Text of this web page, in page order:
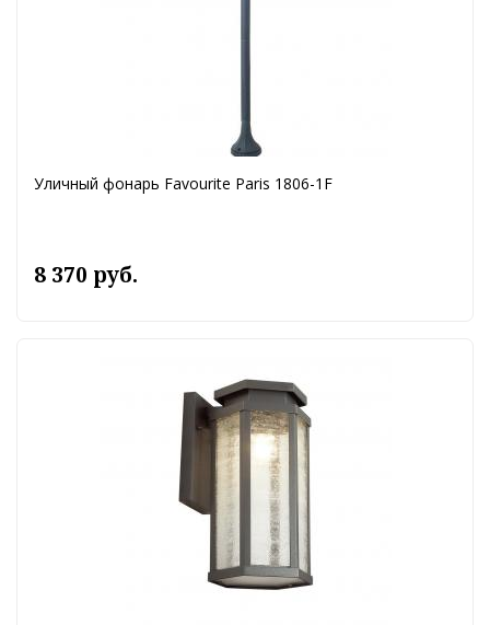
Уличный фонарь Favourite Paris 1806-1F
8 370 руб.